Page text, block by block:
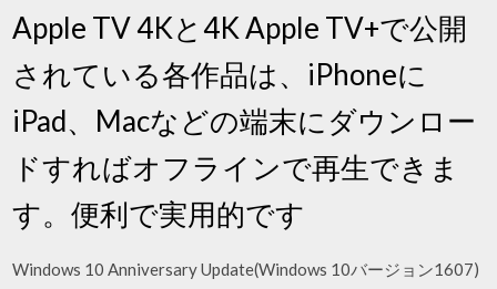
Apple TV 4Kと4K Apple TV+で公開
されている各作品は、iPhoneに
iPad、Macなどの端末にダウンロー
ドすればオフラインで再生できま
す。便利で実用的です
Windows 10 Anniversary Update(Windows 10バージョン1607)